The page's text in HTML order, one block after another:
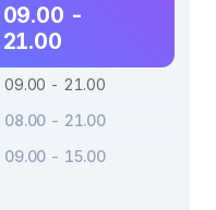
09.00 -
21.00
09.00 - 21.00
08.00 - 21.00
09.00 - 15.00